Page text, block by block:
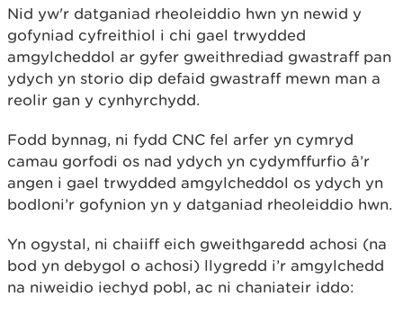
Nid yw'r datganiad rheoleiddio hwn yn newid y
gofyniad cyfreithiol i chi gael trwydded
amgylcheddol ar gyfer gweithrediad gwastraff pan
ydych yn storio dip defaid gwastraff mewn man a
reolir gan y cynhyrchydd.
Fodd bynnag, ni fydd CNC fel arfer yn cymryd
camau gorfodi os nad ydych yn cydymffurfio â’r
angen i gael trwydded amgylcheddol os ydych yn
bodloni’r gofynion yn y datganiad rheoleiddio hwn.
Yn ogystal, ni chaiiff eich gweithgaredd achosi (na
bod yn debygol o achosi) llygredd i’r amgylchedd
na niweidio iechyd pobl, ac ni chaniateir iddo: